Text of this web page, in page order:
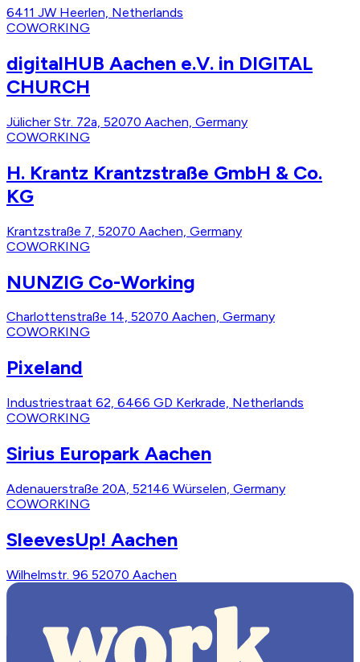
6411 JW Heerlen, Netherlands
COWORKING
digitalHUB Aachen e.V. in DIGITAL
CHURCH
Jülicher Str. 72a, 52070 Aachen, Germany
COWORKING
H. Krantz Krantzstraße GmbH & Co.
KG
Krantzstraße 7, 52070 Aachen, Germany
COWORKING
NUNZIG Co-Working
Charlottenstraße 14, 52070 Aachen, Germany
COWORKING
Pixeland
Industriestraat 62, 6466 GD Kerkrade, Netherlands
COWORKING
Sirius Europark Aachen
Adenauerstraße 20A, 52146 Würselen, Germany
COWORKING
SleevesUp! Aachen
Wilhelmstr. 96 52070 Aachen